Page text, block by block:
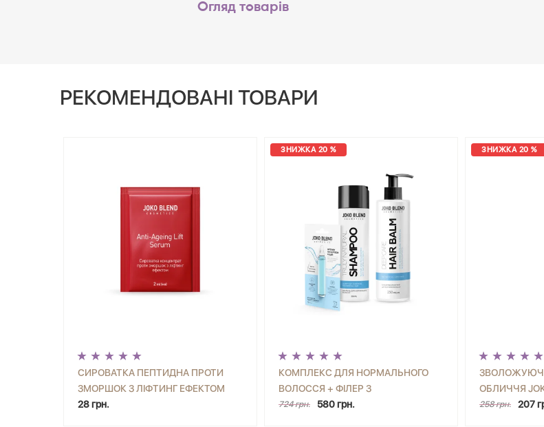
Огляд товарів
РЕКОМЕНДОВАНІ ТОВАРИ
СИРОВАТКА ПЕПТИДНА ПРОТИ
ЗМОРШОК З ЛІФТИНГ ЕФЕКТОМ
ANTI-AGEING LIFT SERUM JOKO
28 грн.
ЗНИЖКА 20 %
КОМПЛЕКС ДЛЯ НОРМАЛЬНОГО
ВОЛОССЯ + ФІЛЕР З
ГІАЛУРОНОВОЮ КИСЛОТОЮ
724 грн. 580 грн.
ЗНИЖКА 20 %
ОБЛИЧЧЯ
258 грн. 207